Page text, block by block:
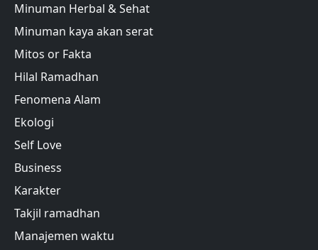
Minuman Herbal & Sehat
Minuman kaya akan serat
Mitos or Fakta
Hilal Ramadhan
Fenomena Alam
Ekologi
Self Love
Business
Karakter
Takjil ramadhan
Manajemen waktu